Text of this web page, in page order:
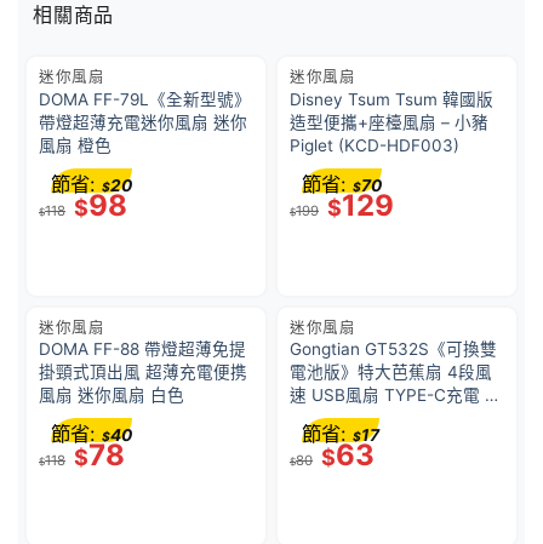
相關商品
迷你風扇
DOMA FF-79L《全新型號》
帶燈超薄充電迷你風扇 迷你
風扇 橙色
$118 $98
節省: $20
迷你風扇
Disney Tsum Tsum 韓國版
造型便攜+座檯風扇 – 小豬
Piglet (KCD-HDF003)
$199 $129
節省: $70
迷你風扇
DOMA FF-88 帶燈超薄免提
掛頸式頂出風 超薄充電便携
風扇 迷你風扇 白色
$118 $78
節省: $40
迷你風扇
Gongtian GT532S《可換雙
電池版》特大芭蕉扇 4段風
速 USB風扇 TYPE-C充電 粉
紅色
$80 $63
節省: $17